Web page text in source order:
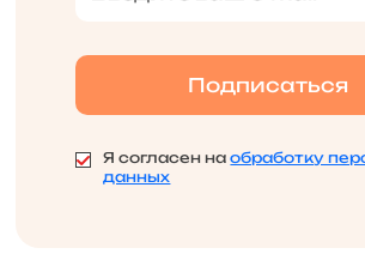
Я согласен наобработку
данных